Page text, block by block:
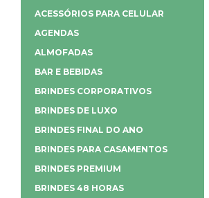
ACESSÓRIOS PARA CELULAR
AGENDAS
ALMOFADAS
BAR E BEBIDAS
BRINDES CORPORATIVOS
BRINDES DE LUXO
BRINDES FINAL DO ANO
BRINDES PARA CASAMENTOS
BRINDES PREMIUM
BRINDES 48 HORAS